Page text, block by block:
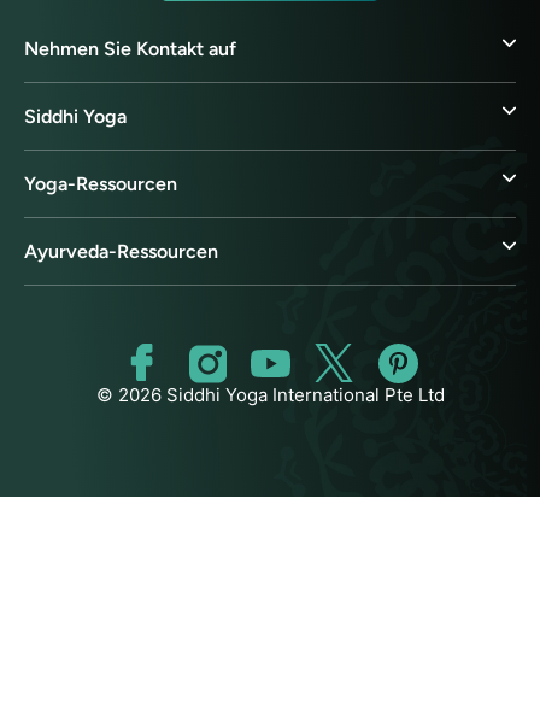
Nehmen Sie Kontakt auf
Siddhi Yoga
Yoga-Ressourcen
Ayurveda-Ressourcen
© 2026 Siddhi Yoga International Pte Ltd